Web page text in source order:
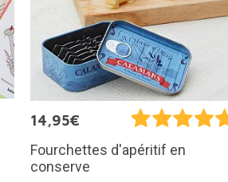
14,95€
Fourchettes d'apéritif en
conserve